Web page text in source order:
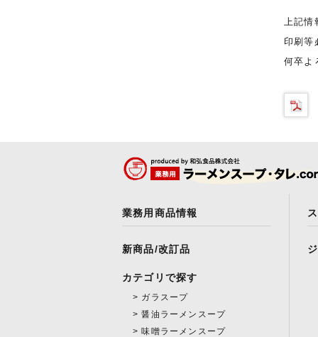
上記情
印刷等
何卒よ
業務用商品情報
新商品/改訂品
カテゴリで探す
ガラスープ
醤油ラーメンスープ
味噌ラーメンスープ